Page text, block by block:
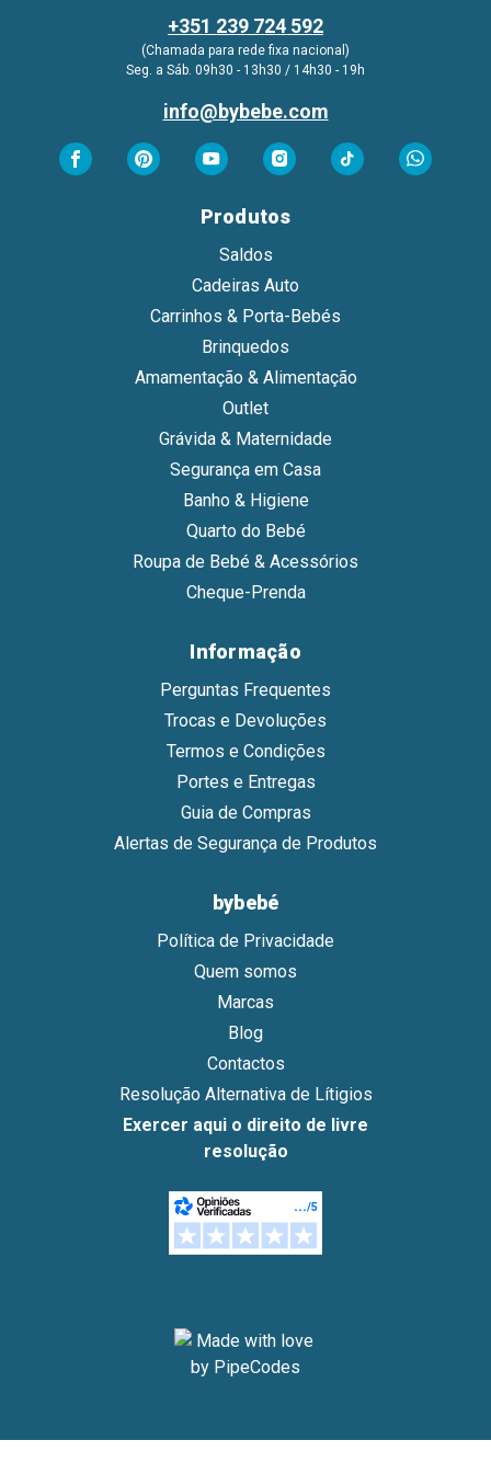
+351 239 724 592
(Chamada para rede fixa nacional)
Seg. a Sáb. 09h30 - 13h30 / 14h30 - 19h
info@bybebe.com
Produtos
Saldos
Cadeiras Auto
Carrinhos & Porta-Bebés
Brinquedos
Amamentação & Alimentação
Outlet
Grávida & Maternidade
Segurança em Casa
Banho & Higiene
Quarto do Bebé
Roupa de Bebé & Acessórios
Cheque-Prenda
Informação
Perguntas Frequentes
Trocas e Devoluções
Termos e Condições
Portes e Entregas
Guia de Compras
Alertas de Segurança de Produtos
bybebé
Política de Privacidade
Quem somos
Marcas
Blog
Contactos
Resolução Alternativa de Lítigios
Exercer aqui o direito de livre
resolução